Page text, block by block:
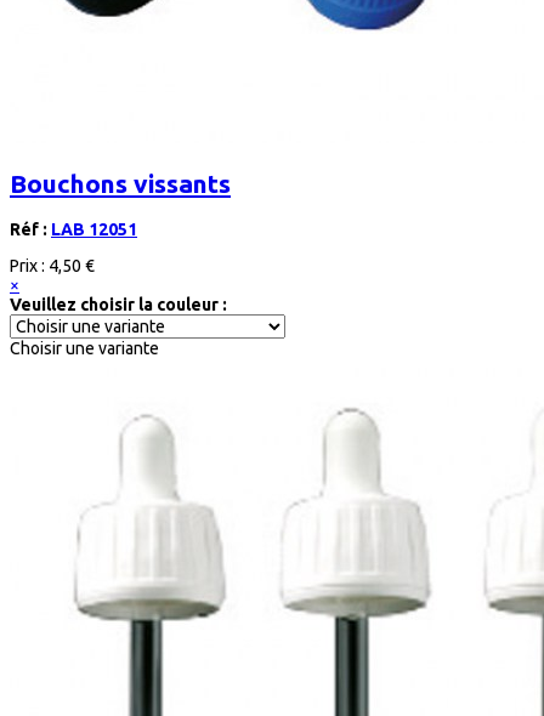
Bouchons vissants
Réf : LAB 12051
Prix : 4,50 €
×
Veuillez choisir la couleur :
Choisir une variante